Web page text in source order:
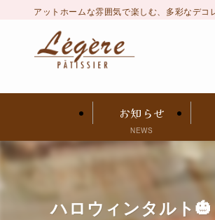
アットホームな雰囲気で楽しむ、多彩なデコ
お知らせ
NEWS
ハロウィンタルト🎃